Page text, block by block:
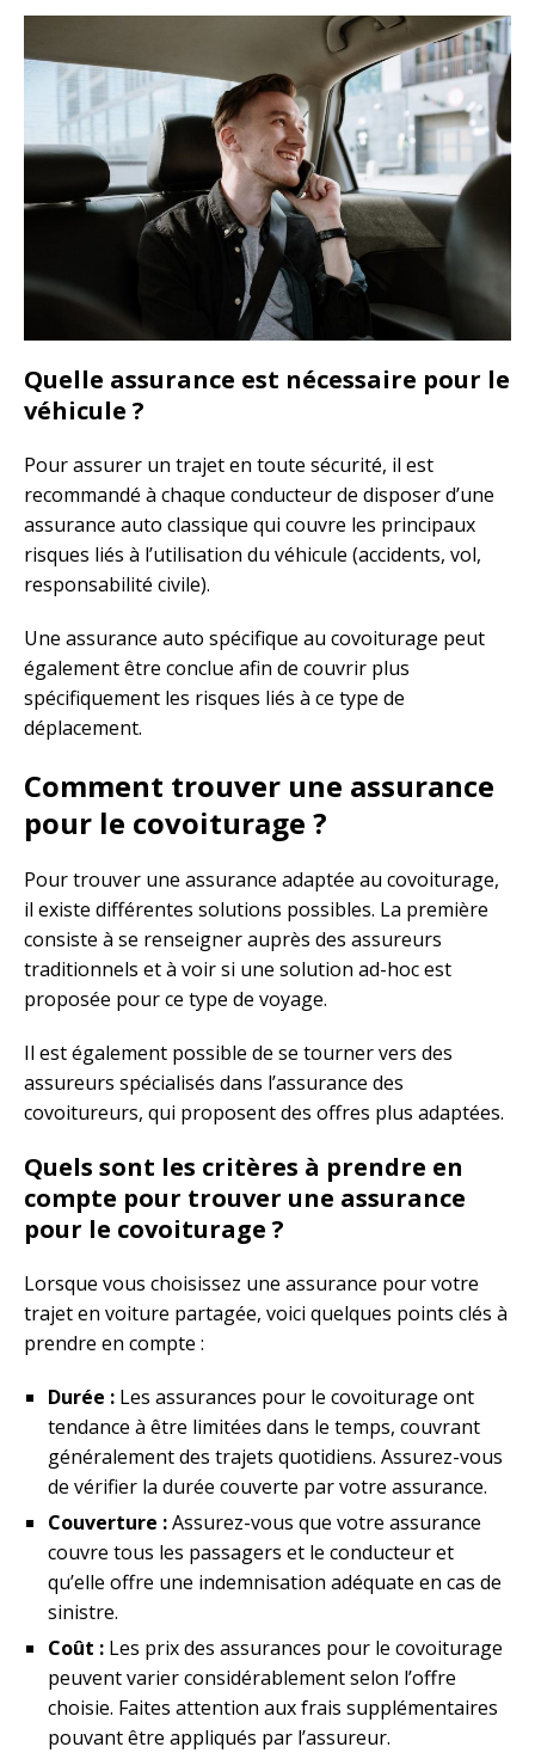
Quelle assurance est nécessaire pour le
véhicule ?
Pour assurer un trajet en toute sécurité, il est
recommandé à chaque conducteur de disposer d’une
assurance auto classique qui couvre les principaux
risques liés à l’utilisation du véhicule (accidents, vol,
responsabilité civile).
Une assurance auto spécifique au covoiturage peut
également être conclue afin de couvrir plus
spécifiquement les risques liés à ce type de
déplacement.
Comment trouver une assurance
pour le covoiturage ?
Pour trouver une assurance adaptée au covoiturage,
il existe différentes solutions possibles. La première
consiste à se renseigner auprès des assureurs
traditionnels et à voir si une solution ad-hoc est
proposée pour ce type de voyage.
Il est également possible de se tourner vers des
assureurs spécialisés dans l’assurance des
covoitureurs, qui proposent des offres plus adaptées.
Quels sont les critères à prendre en
compte pour trouver une assurance
pour le covoiturage ?
Lorsque vous choisissez une assurance pour votre
trajet en voiture partagée, voici quelques points clés à
prendre en compte :
Durée : Les assurances pour le covoiturage ont
tendance à être limitées dans le temps, couvrant
généralement des trajets quotidiens. Assurez-vous
de vérifier la durée couverte par votre assurance.
Couverture :Assurez-vous que votre assurance
couvre tous les passagers et le conducteur et
qu’elle offre une indemnisation adéquate en cas de
sinistre.
Coût : Les prix des assurances pour le covoiturage
peuvent varier considérablement selon l’offre
choisie. Faites attention aux frais supplémentaires
pouvant être appliqués par l’assureur.